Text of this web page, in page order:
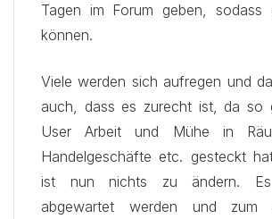
Tagen im Forum geben, sodass
können.
Viele werden sich aufregen und
auch, dass es zurecht ist, da so
User Arbeit und Mühe in
Handelgeschäfte etc. gesteckt
ist nun nichts zu ändern.
abgewartet werden und zum